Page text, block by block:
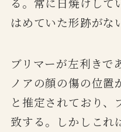
はめていた形跡がな
ブリマーが左利きで
ノアの顔の傷の位置
と推定されており、
致する。しかしこれ